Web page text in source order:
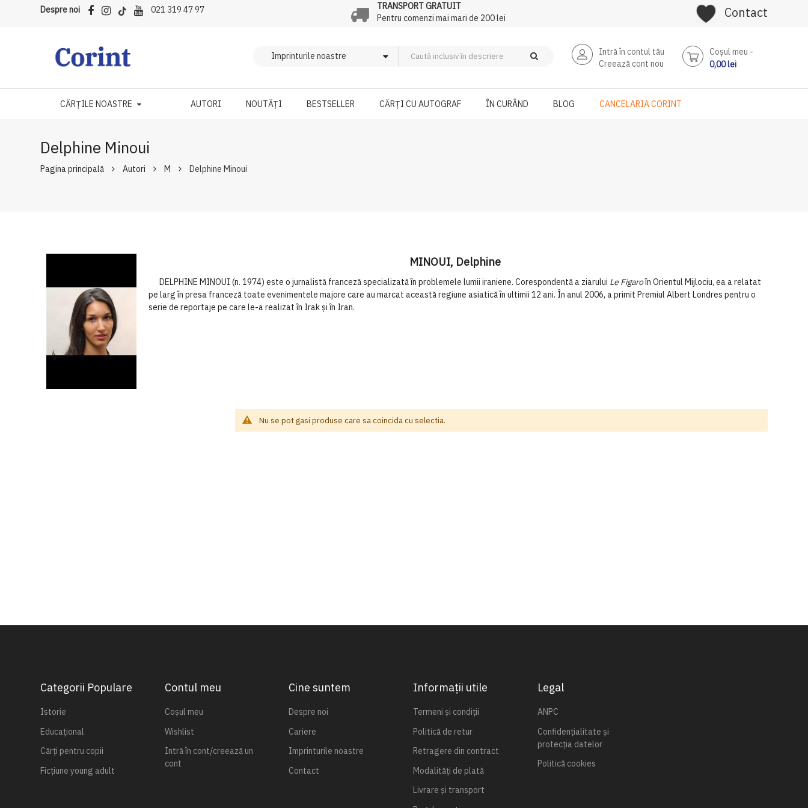
Despre noi 021 319 47 97
TRANSPORT GRATUIT
Pentru comenzi mai mari de 200 lei
Contact
Intră în contul tău
Creează cont nou
Coşul meu
0,00 lei
CĂRȚILE NOASTRE AUTORI NOUTĂȚI BESTSELLER CĂRȚI CU AUTOGRAF ÎN CURÂND BLOG CANCELARIA CORINT
Delphine Minoui
Pagina principală Autori M Delphine Minoui
MINOUI, Delphine
DELPHINE MINOUI (n. 1974) este o jurnalistă franceză specializată în problemele lumii iraniene. Corespondentă a ziarului Le Figaroîn Orientul Mijlociu, ea a relatat
pe larg în presa franceză toate evenimentele majore care au marcat această regiune asiatică în ultimii 12 ani. În anul 2006, a primit Premiul Albert Londres pentru o
serie de reportaje pe care le-a realizat în Irak şi în Iran.
Nu se pot gasi produse care sa coincida cu selectia.
Categorii Populare
Istorie
Educațional
Cărți pentru copii
Ficțiune young adult
Contul meu
Coșul meu
Wishlist
Intră în cont/creează un
cont
Cine suntem
Despre noi
Cariere
Imprinturile noastre
Contact
Informații utile
Termeni și condiții
Politică de retur
Retragere din contract
Modalități de plată
Livrare și transport
Legal
ANPC
Confidențialitate și
protecția datelor
Politică cookies